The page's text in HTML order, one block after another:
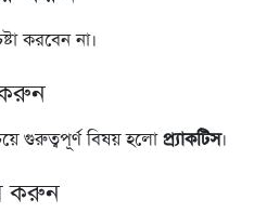
করবেন না।
করুন
গুরুত্বপূর্ণ বিষয় হলোপ্র্যাকটিস।
করুন